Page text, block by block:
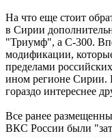
На что еще стоит
в Сирии
"Триумф", а С-300.
модификации,
пределами
ином регионе Сирии.
гораздо интереснее
Все ранее
ВКС России были